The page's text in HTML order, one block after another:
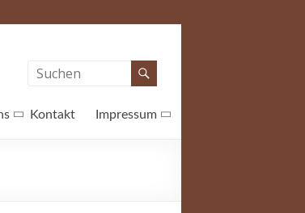
Kontakt Impressum